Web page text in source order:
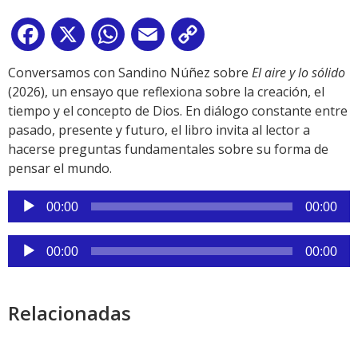
Facebook
X WhatsApp
Email
Link
Conversamos con Sandino Núñez sobre El aire y lo sólido
(2026), un ensayo que reflexiona sobre la creación, el
tiempo y el concepto de Dios. En diálogo constante entre
pasado, presente y futuro, el libro invita al lector a
hacerse preguntas fundamentales sobre su forma de
pensar el mundo.
Reproductor
de
audio
00:00 00:00
Reproductor
de
00:00 00:00
Relacionadas